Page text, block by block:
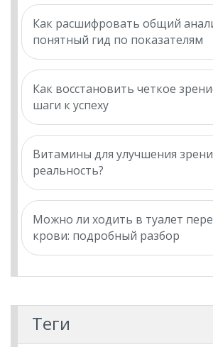
Как расшифровать общий
понятный гид по показателям
Как восстановить четкое
шаги к успеху
Витамины для улучшения
реальность?
Можно ли ходить в туалет
крови: подробный разбор
Теги